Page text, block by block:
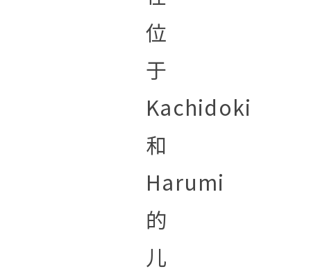
位
于
Kachidoki
和
Harumi
的
儿